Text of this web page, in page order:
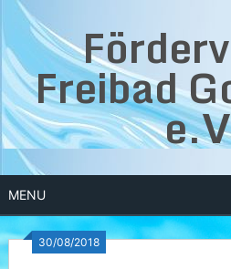
Skip
content
Freibad
MENU
30/08/2018